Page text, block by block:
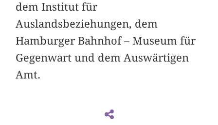
dem Institut für
Auslandsbeziehungen, dem
Hamburger Bahnhof – Museum für
Gegenwart und dem Auswärtigen
Amt.